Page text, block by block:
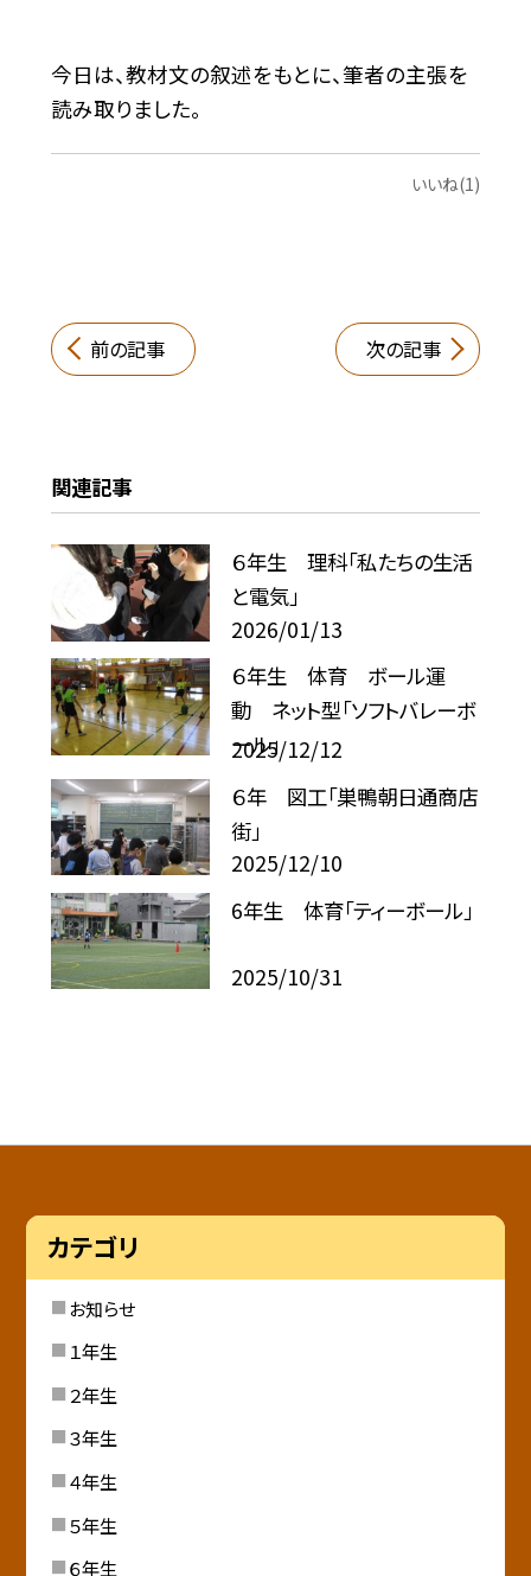
今日は、教材文の叙述をもとに、筆者の主張を
読み取りました。
いいね(1)
前の記事 次の記事
関連記事
６年生 理科「私たちの生活
と電気」
2026/01/13
６年生 体育 ボール運
動 ネット型「ソフトバレーボ
ール」
2025/12/12
６年 図工「巣鴨朝日通商店
街」
2025/12/10
6年生 体育「ティーボール」
2025/10/31
カテゴリ
お知らせ
１年生
２年生
３年生
４年生
５年生
６年生